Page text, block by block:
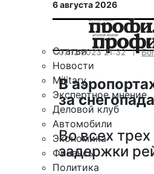
6 августа 2026
Статьи
Новости
Military
Экспертное мнение
Деловой клуб
Автомобили
Экономика
Финансы
Политика
07.12.2023 21:32
В
за снегопада
Во всех
задержки